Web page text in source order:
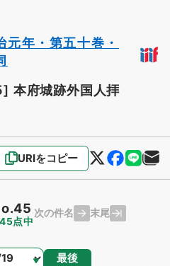
年・第五十巻・
本府城跡外国人拝
URIをコピー
点中
次の件名 末尾
最後